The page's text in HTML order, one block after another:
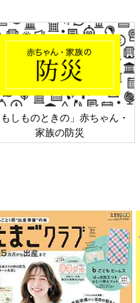
六星占術 細木かおりさん